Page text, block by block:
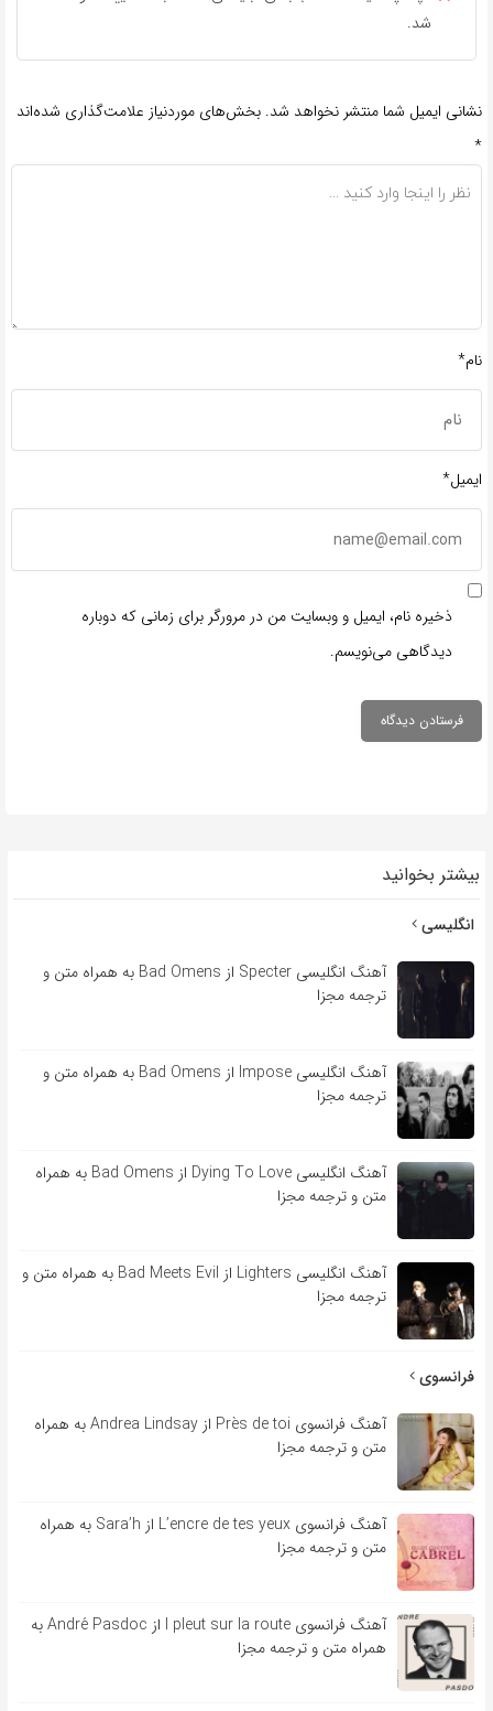
شد.
نشانی ایمیل شما منتشر نخواهد شد. بخش‌های موردنیاز علامت‌گذاری شده‌اند
*
نام*
ایمیل*
ذخیره نام، ایمیل و وبسایت من در مرورگر برای زمانی که دوباره
دیدگاهی می‌نویسم.
بیشتر بخوانید
انگلیسی
آهنگ انگلیسی Specter از Bad Omens به همراه متن و
ترجمه مجزا
آهنگ انگلیسی Impose از Bad Omens به همراه متن و
ترجمه مجزا
آهنگ انگلیسی Dying To Love از Bad Omens به همراه
متن و ترجمه مجزا
آهنگ انگلیسی Lighters از Bad Meets Evil به همراه متن و
ترجمه مجزا
فرانسوی
آهنگ فرانسوی Près de toi از Andrea Lindsay به همراه
متن و ترجمه مجزا
آهنگ فرانسوی L’encre de tes yeux از Sara’h به همراه
متن و ترجمه مجزا
آهنگ فرانسوی l pleut sur la route از André Pasdoc به
همراه متن و ترجمه مجزا